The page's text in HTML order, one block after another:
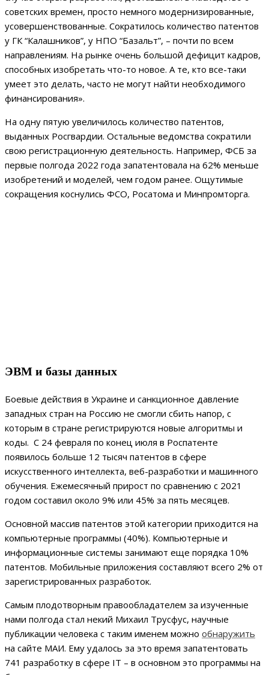
советских времен, просто немного модернизированные,
усовершенствованные. Сократилось количество патентов
у ГК “Калашников”, у НПО “Базальт”, – почти по всем
направлениям. На рынке очень большой дефицит кадров,
способных изобретать что-то новое. А те, кто все-таки
умеет это делать, часто не могут найти необходимого
финансирования».
На одну пятую увеличилось количество патентов,
выданных Росгвардии. Остальные ведомства сократили
свою регистрационную деятельность. Например, ФСБ за
первые полгода 2022 года запатентовала на 62% меньше
изобретений и моделей, чем годом ранее. Ощутимые
сокращения коснулись ФСО, Росатома и Минпромторга.
ЭВМ и базы данных
Боевые действия в Украине и санкционное давление
западных стран на Россию не смогли сбить напор, с
которым в стране регистрируются новые алгоритмы и
коды. С 24 февраля по конец июля в Роспатенте
появилось больше 12 тысяч патентов в сфере
искусственного интеллекта, веб-разработки и машинного
обучения. Ежемесячный прирост по сравнению с 2021
годом составил около 9% или 45% за пять месяцев.
Основной массив патентов этой категории приходится на
компьютерные программы (40%). Компьютерные и
информационные системы занимают еще порядка 10%
патентов. Мобильные приложения составляют всего 2% от
зарегистрированных разработок.
Самым плодотворным правообладателем за изученные
нами полгода стал некий Михаил Трусфус, научные
публикации человека с таким именем можно обнаружить
на сайте МАИ. Ему удалось за это время запатентовать
741 разработку в сфере IT – в основном это программы на